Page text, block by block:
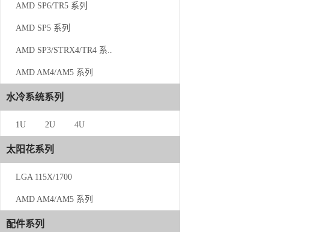
AMD SP6/TR5 系列
AMD SP5 系列
AMD SP3/STRX4/TR4 系..
AMD AM4/AM5 系列
水冷系统系列
1U
2U
太阳花系列
LGA 115X/1700
AMD SP6/TR5 系列
AMD SP5 系列
AMD SP3/STRX4/TR4 系..
AMD AM4/AM5 系列
水冷系统系列
1U 2U 4U
太阳花系列
LGA 115X/1700
AMD AM4/AM5 系列
配件系列